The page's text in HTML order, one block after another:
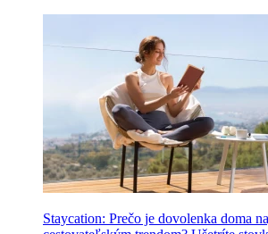
Staycation: Prečo je dovolenka doma